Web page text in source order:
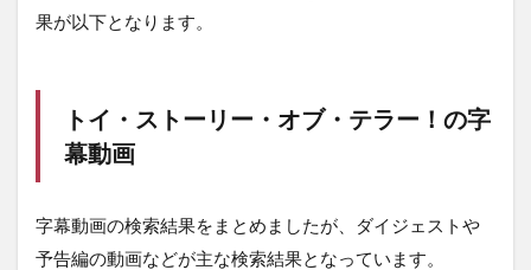
果が以下となります。
トイ・ストーリー・オブ・テラー！の字
幕動画
字幕動画の検索結果をまとめましたが、ダイジェストや
予告編の動画などが主な検索結果となっています。